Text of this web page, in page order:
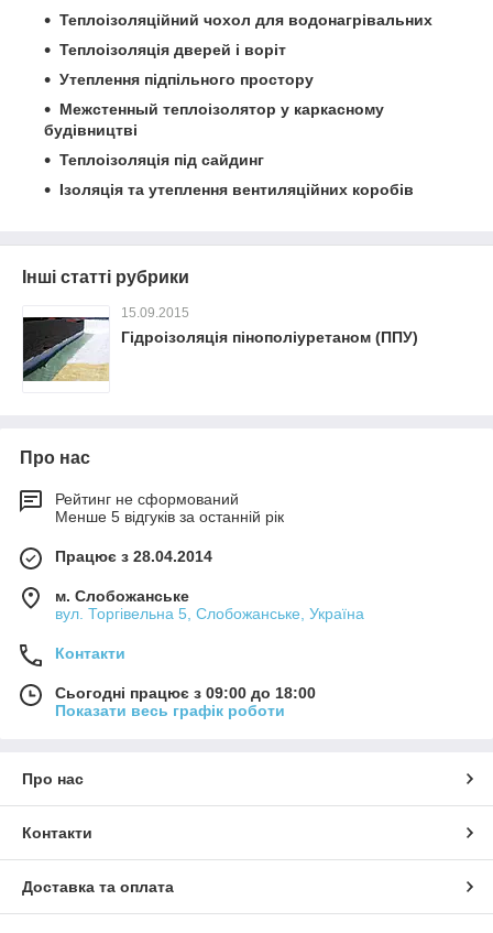
Теплоізоляційний чохол для водонагрівальних
Теплоізоляція дверей і воріт
Утеплення підпільного простору
Межстенный теплоізолятор у каркасному
будівництві
Теплоізоляція під сайдинг
Ізоляція та утеплення вентиляційних коробів
Інші статті рубрики
15.09.2015
Гідроізоляція пінополіуретаном (ППУ)
Про нас
Рейтинг не сформований
Менше 5 відгуків за останній рік
Працює з 28.04.2014
м. Слобожанське
вул. Торгівельна 5, Слобожанське, Україна
Контакти
Сьогодні працює з 09:00 до 18:00
Показати весь графік роботи
Про нас
Контакти
Доставка та оплата